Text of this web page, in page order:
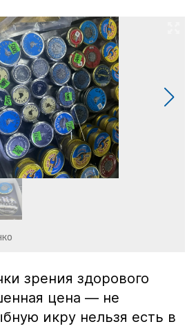
зрения здорового
цена — не
икру нельзя есть в